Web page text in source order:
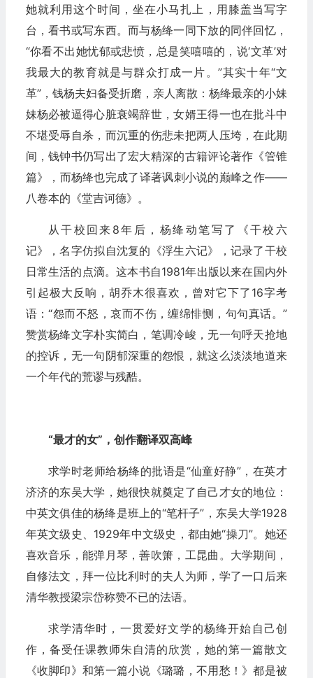
她就利用这个时间，坐在小马扎上，用膝盖当写字
台，看书或写东西。而与杨绛一同下放的同伴回忆，
“你看不出她忧郁或悲愤，总是笑嘻嘻的，说‘文革’对
我最大的教育就是与群众打成一片。”其实十年“文
革”，钱杨夫妇备受折磨，亲人离散：杨绛最亲的小妹
妹杨必被逼得心脏衰竭辞世，女婿王得一也在批斗中
不堪受辱自杀，而沉重的伤悲未把两人压垮，在此期
间，钱钟书仍写出了宏大精深的古籍评论著作《管锥
篇》，而杨绛也完成了译著讽刺小说的巅峰之作——
八卷本的《堂吉诃德》。
从干校回来8年后，杨绛动笔写了《干校六
记》，名字仿拟自沈复的《浮生六记》，记录了干校
日常生活的点滴。这本书自1981年出版以来在国内外
引起极大反响，胡乔木很喜欢，曾对它下了16字考
语：“怨而不怒，哀而不伤，缠绵悱恻，句句真话。”
赞赏杨绛文字朴实简白，笔调冷峻，无一句呼天抢地
的控诉，无一句阴郁深重的怨恨，就这么淡淡地道来
一个年代的荒谬与残酷。
“最才的女”，创作翻译双高峰
求学时老师给杨绛的批语是“仙童好静”，在英才
济济的东吴大学，她很快就奠定了自己才女的地位：
中英文俱佳的杨绛是班上的“笔杆子”，东吴大学1928
年英文级史、1929年中文级史，都由她“操刀”。她还
喜欢音乐，能弹月琴，善吹箫，工昆曲。大学期间，
自修法文，拜一位比利时的夫人为师，学了一口后来
清华教授梁宗岱称赞不已的法语。
求学清华时，一贯爱好文学的杨绛开始自己创
作，备受任课教师朱自清的欣赏，她的第一篇散文
《收脚印》和第一篇小说《璐璐，不用愁！》都是被